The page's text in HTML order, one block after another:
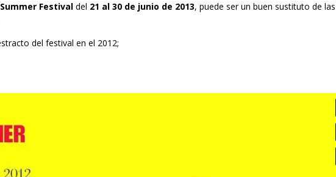
Festival del 21 al 30 de junio de 2013, puede ser un buen sustituto de las
del festival en el 2012;